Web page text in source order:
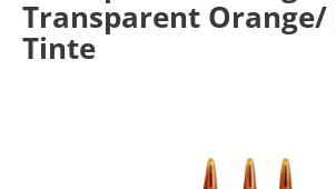
Transparent Orange/
Tinte